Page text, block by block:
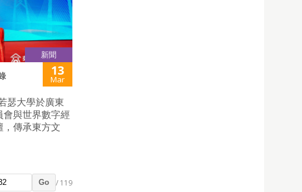
新聞
13
Mar
瑟大學於廣東
與世界數字經
傳承東方文
Go / 119